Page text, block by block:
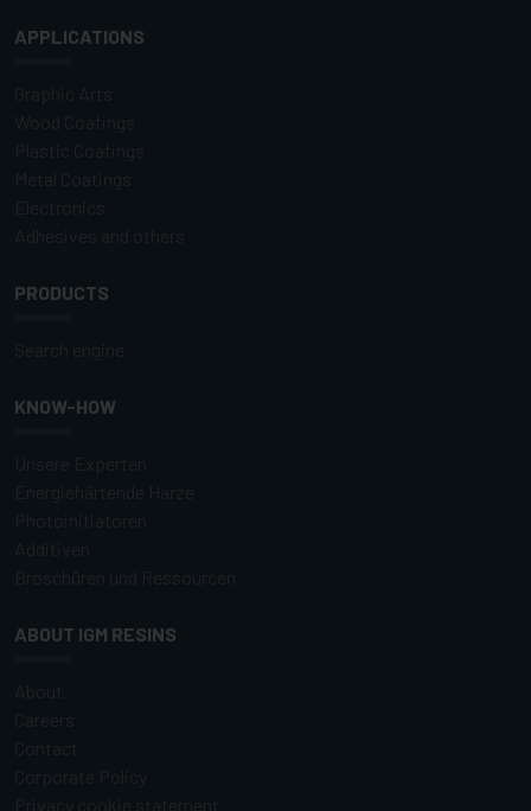
APPLICATIONS
PRODUCTS
KNOW-HOW
ABOUT IGM RESINS